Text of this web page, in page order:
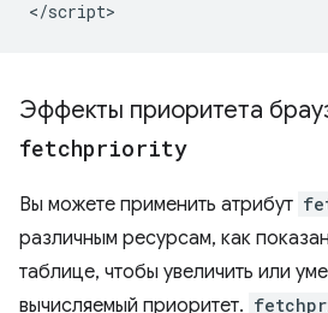
Эффекты приоритета
fetchpriority
Вы можете применить атрибут
различным ресурсам, как
таблице, чтобы увеличить или
вычисляемый приоритет.